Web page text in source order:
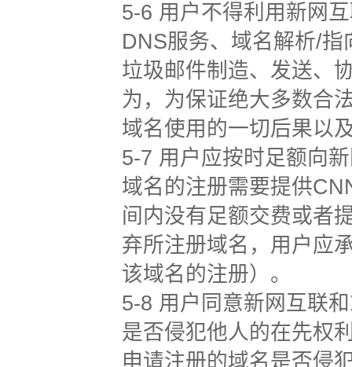
5-6 用户不得利用新网
DNS服务、域名解析/
垃圾邮件制造、发送、
为，为保证绝大多数合
域名使用的一切后果以
5-7 用户应按时足额向
域名的注册需要提供
间内没有足额交费或者
弃所注册域名，用户应
该域名的注册）。
5-8 用户同意新网互联
是否侵犯他人的在先权
申请注册的域名是否侵